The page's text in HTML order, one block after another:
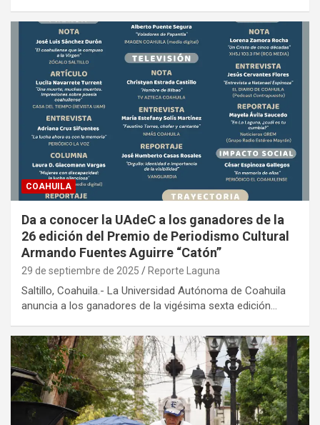
COAHUILA
Da a conocer la UAdeC a los ganadores de la
26 edición del Premio de Periodismo Cultural
Armando Fuentes Aguirre “Catón”
29 de septiembre de 2025 Reporte Laguna
Saltillo, Coahuila.- La Universidad Autónoma de Coahuila
anuncia a los ganadores de la vigésima sexta edición…